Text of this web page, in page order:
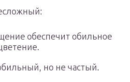
обеспечит обильное
но не частый.